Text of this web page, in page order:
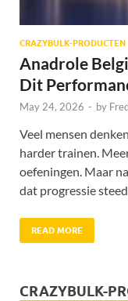
CRAZYBULK-PRODUCTEN
Anadrole
Dit
May 24, 2026 - by
Veel mensen
harder trainen.
oefeningen. Maar
dat progressie
READ MORE
CRAZYBULK-